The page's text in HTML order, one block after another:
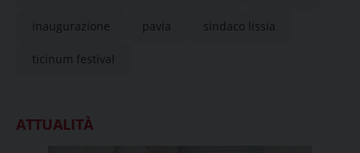
inaugurazione pavia sindaco lissia
ticinum festival
ATTUALITÀ